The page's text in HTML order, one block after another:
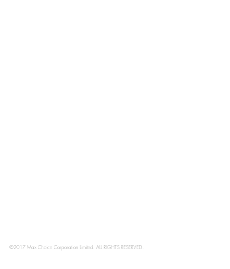
©2017 Max Choice Corporation Limited. ALL RIGHTS RESERVED.